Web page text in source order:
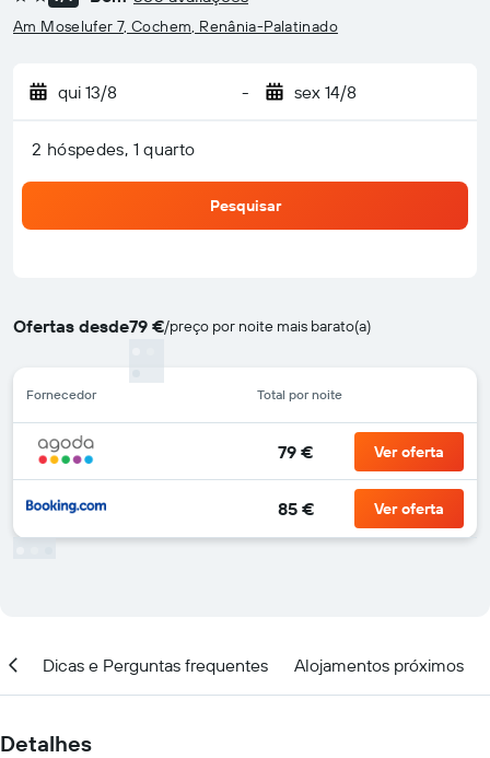
Am Moselufer 7, Cochem, Renânia-Palatinado
qui 13/8 - sex 14/8
2 hóspedes, 1 quarto
Pesquisar
Ofertas desde79 €/preço por noite mais barato(a)
Fornecedor Total por noite
79 € Ver oferta
85 € Ver oferta
Dicas e Perguntas frequentes Alojamentos próximos
Detalhes